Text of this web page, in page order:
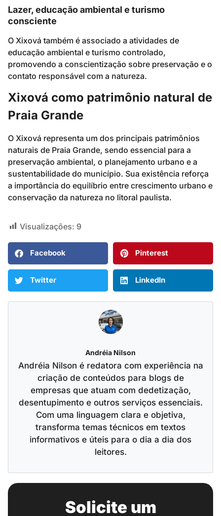
Lazer, educação ambiental e turismo
consciente
O Xixová também é associado a atividades de
educação ambiental e turismo controlado,
promovendo a conscientização sobre preservação e o
contato responsável com a natureza.
Xixová como patrimônio natural de
Praia Grande
O Xixová representa um dos principais patrimônios
naturais de Praia Grande, sendo essencial para a
preservação ambiental, o planejamento urbano e a
sustentabilidade do município. Sua existência reforça
a importância do equilíbrio entre crescimento urbano e
conservação da natureza no litoral paulista.
Visualizações: 9
Facebook Pinterest
Twitter LinkedIn
Andréia Nilson
Andréia Nilson é redatora com experiência na
criação de conteúdos para blogs de
empresas que atuam com dedetização,
desentupimento e outros serviços essenciais.
Com uma linguagem clara e objetiva,
transforma temas técnicos em textos
informativos e úteis para o dia a dia dos
leitores.
Solicite um